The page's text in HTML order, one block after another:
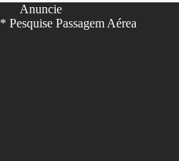
Anuncie
* Pesquise Passagem Aérea